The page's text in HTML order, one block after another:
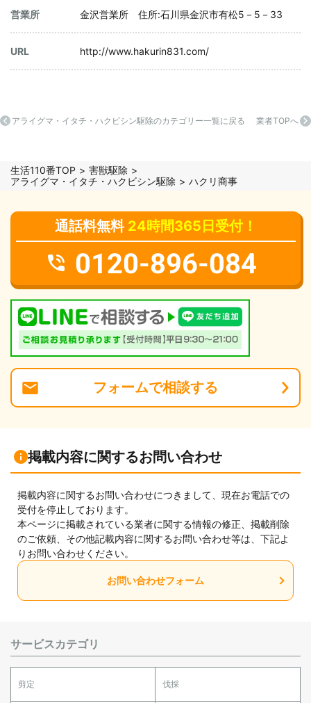
営業所 金沢営業所 住所:石川県金沢市有松5－5－33
URL http://www.hakurin831.com/
アライグマ・イタチ・ハクビシン駆除のカテゴリー一覧に戻る 業者TOPへ
生活110番TOP
害獣駆除
アライグマ・イタチ・ハクビシン駆除
ハクリ商事
通話料無料 24時間365日受付！
0120-896-084
フォームで相談する
掲載内容に関するお問い合わせ
掲載内容に関するお問い合わせにつきまして、現在お電話での
受付を停止しております。
本ページに掲載されている業者に関する情報の修正、掲載削除
のご依頼、その他記載内容に関するお問い合わせ等は、下記よ
りお問い合わせください。
お問い合わせフォーム
サービスカテゴリ
剪定 伐採